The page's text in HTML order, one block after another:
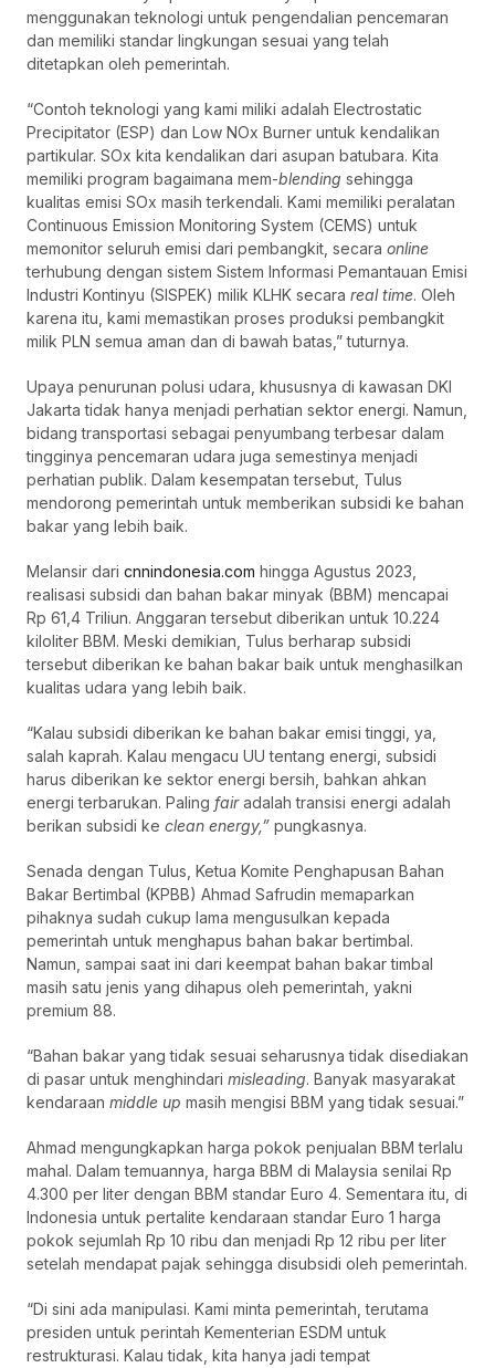
menggunakan teknologi untuk pengendalian pencemaran
dan memiliki standar lingkungan sesuai yang telah
ditetapkan oleh pemerintah.
“Contoh teknologi yang kami miliki adalah Electrostatic
Precipitator (ESP) dan Low NOx Burner untuk kendalikan
partikular. SOx kita kendalikan dari asupan batubara. Kita
memiliki program bagaimana mem-blending sehingga
kualitas emisi SOx masih terkendali. Kami memiliki peralatan
Continuous Emission Monitoring System (CEMS) untuk
memonitor seluruh emisi dari pembangkit, secara online
terhubung dengan sistem Sistem Informasi Pemantauan Emisi
Industri Kontinyu (SISPEK) milik KLHK secara real time. Oleh
karena itu, kami memastikan proses produksi pembangkit
milik PLN semua aman dan di bawah batas,” tuturnya.
Upaya penurunan polusi udara, khususnya di kawasan DKI
Jakarta tidak hanya menjadi perhatian sektor energi. Namun,
bidang transportasi sebagai penyumbang terbesar dalam
tingginya pencemaran udara juga semestinya menjadi
perhatian publik. Dalam kesempatan tersebut, Tulus
mendorong pemerintah untuk memberikan subsidi ke bahan
bakar yang lebih baik.
Melansir dari cnnindonesia.com hingga Agustus 2023,
realisasi subsidi dan bahan bakar minyak (BBM) mencapai
Rp 61,4 Triliun. Anggaran tersebut diberikan untuk 10.224
kiloliter BBM. Meski demikian, Tulus berharap subsidi
tersebut diberikan ke bahan bakar baik untuk menghasilkan
kualitas udara yang lebih baik.
“Kalau subsidi diberikan ke bahan bakar emisi tinggi, ya,
salah kaprah. Kalau mengacu UU tentang energi, subsidi
harus diberikan ke sektor energi bersih, bahkan ahkan
energi terbarukan. Paling fairadalah transisi energi adalah
berikan subsidi ke clean energy,” pungkasnya.
Senada dengan Tulus, Ketua Komite Penghapusan Bahan
Bakar Bertimbal (KPBB) Ahmad Safrudin memaparkan
pihaknya sudah cukup lama mengusulkan kepada
pemerintah untuk menghapus bahan bakar bertimbal.
Namun, sampai saat ini dari keempat bahan bakar timbal
masih satu jenis yang dihapus oleh pemerintah, yakni
premium 88.
“Bahan bakar yang tidak sesuai seharusnya tidak disediakan
di pasar untuk menghindari misleading. Banyak masyarakat
kendaraan middle up masih mengisi BBM yang tidak sesuai.”
Ahmad mengungkapkan harga pokok penjualan BBM terlalu
mahal. Dalam temuannya, harga BBM di Malaysia senilai Rp
4.300 per liter dengan BBM standar Euro 4. Sementara itu, di
Indonesia untuk pertalite kendaraan standar Euro 1 harga
pokok sejumlah Rp 10 ribu dan menjadi Rp 12 ribu per liter
setelah mendapat pajak sehingga disubsidi oleh pemerintah.
“Di sini ada manipulasi. Kami minta pemerintah, terutama
presiden untuk perintah Kementerian ESDM untuk
restrukturasi. Kalau tidak, kita hanya jadi tempat